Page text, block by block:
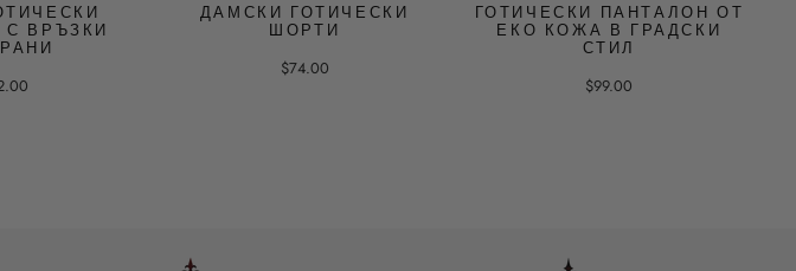
С ВРЪЗКИ
ДАМСКИ ГОТИЧЕСКИ
ШОРТИ
$74.00
ГОТИЧЕСКИ ПАНТАЛОН ОТ
ЕКО КОЖА В ГРАДСКИ
СТИЛ
$99.00